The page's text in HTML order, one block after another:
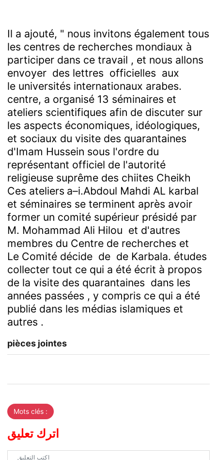
Il a ajouté, " nous invitons également tous
les centres de recherches mondiaux à
participer dans ce travail , et nous allons
envoyer des lettres officielles aux
universités internationaux arabes.
le
centre, a organisé 13 séminaires et
ateliers scientifiques afin de discuter sur
les aspects économiques, idéologiques,
et sociaux du visite des quarantaines
d'Imam Hussein sous l'ordre du
représentant officiel de l'autorité
religieuse suprême des chiites Cheikh
Abdoul Mahdi AL karbal
a–i.
Ces ateliers
et séminaires se terminent après avoir
former un comité supérieur présidé par
M. Mohammad Ali Hilou et d'autres
membres du Centre de recherches et
études
de Karbala.
Le Comité décide de
collecter tout ce qui a été écrit à propos
de la visite des quarantaines dans les
années passées , y compris ce qui a été
publié dans les médias islamiques et
autres .
pièces jointes
Mots clés :
اترك تعليق